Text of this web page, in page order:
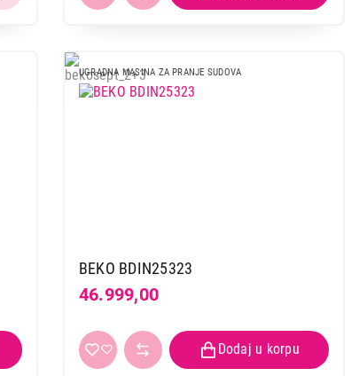
UGRADNA MASINA ZA PRANJE SUDOVA
BEKO BDIN25323
46.999,00